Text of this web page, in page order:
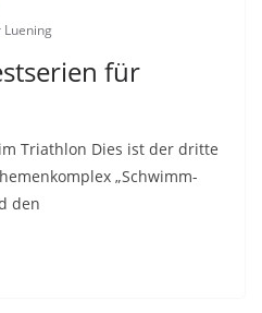
Luening
für
Triathlon Dies ist der dritte
„Schwimm-
den